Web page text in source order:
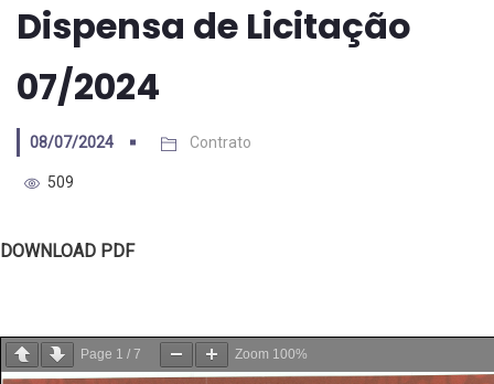
Dispensa de Licitação
07/2024
08/07/2024 Contrato
509
DOWNLOAD PDF
Page 1 / 7 Zoom 100%